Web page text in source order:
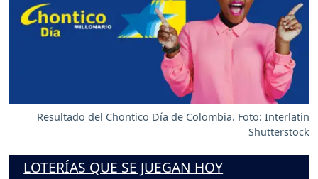
Resultado del Chontico Día de Colombia. Foto: Interlatin
Shutterstock
LOTERÍAS QUE SE JUEGAN HOY